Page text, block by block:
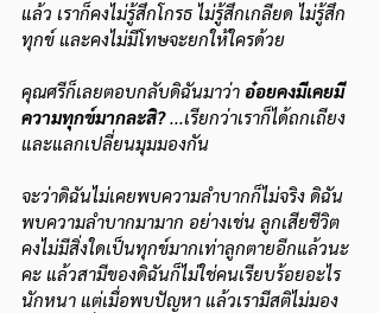
แล้ว เราก็คงไม่รู้สึกโกรธ ไม่รู้สึกเกลียด ไม่รู้สึก
ทุกข์ และคงไม่มีโทษจะยกให้ใครด้วย
คุณศรีก็เลยตอบกลับดิฉันมาว่า อ๋อยคงมีเคยมี
ความทุกข์มากละสิ? ...เรียกว่าเราก็ได้ถกเถียง
และแลกเปลี่ยนมุมมองกัน
จะว่าดิฉันไม่เคยพบความลำบากก็ไม่จริง ดิฉัน
พบความลำบากมามาก อย่างเช่น ลูกเสียชีวิต
คงไม่มีสิ่งใดเป็นทุกข์มากเท่าลูกตายอีกแล้วนะ
คะ แล้วสามีของดิฉันก็ไม่ใช่คนเรียบร้อยอะไร
นักหนา แต่เมื่อพบปัญหา แล้วเรามีสติไม่มอง